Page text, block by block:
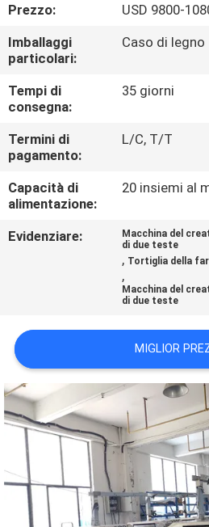
CONTROLLO
DELLA
QUALITÀ
CONTATTACI
CHIEDI UN
SITO
PRIVACY
POLICY
Prezzo:
USD 9800-
Imballaggi
particolari:
Caso di legno
Tempi di
consegna:
35 giorni
Termini di
pagamento:
L/C, T/T
Capacità di
alimentazione:
20 insiemi al
Evidenziare:
Macchina del
di due teste
, Tortiglia della
,
Macchina del
di due teste
MIGLIOR